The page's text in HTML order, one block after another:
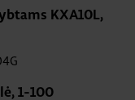
KXA10L,
1-100